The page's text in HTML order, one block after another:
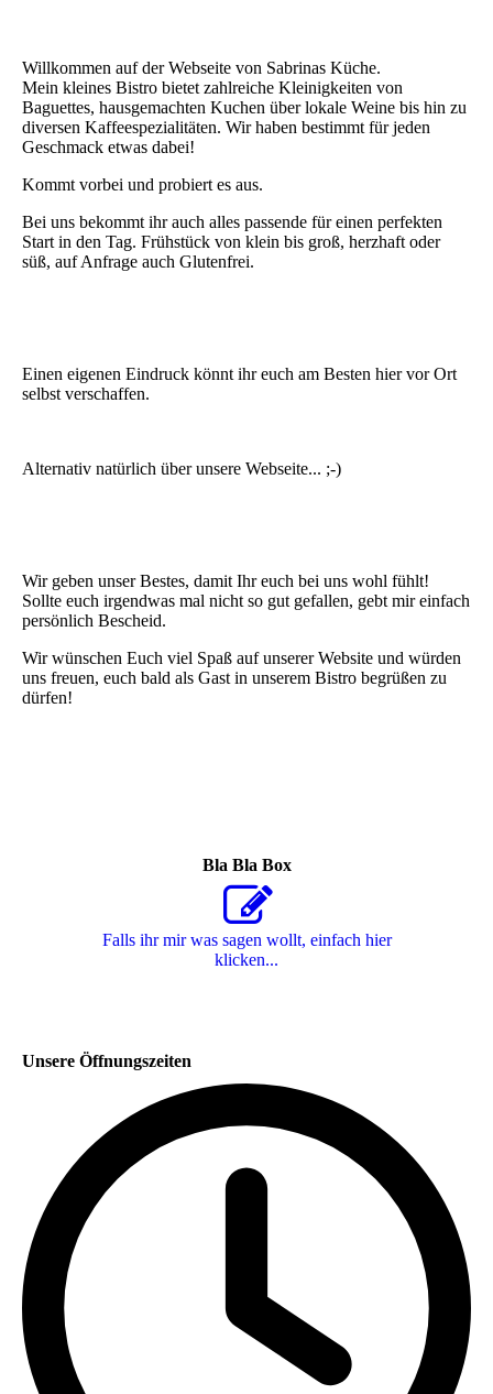
Willkommen auf der Webseite von Sabrinas Küche.
Mein kleines Bistro bietet zahlreiche Kleinigkeiten von
Baguettes, hausgemachten Kuchen über lokale Weine bis hin zu
diversen Kaffeespezialitäten. Wir haben bestimmt für jeden
Geschmack etwas dabei!
Kommt vorbei und probiert es aus.
Bei uns bekommt ihr auch alles passende für einen perfekten
Start in den Tag. Frühstück von klein bis groß, herzhaft oder
süß, auf Anfrage auch Glutenfrei.
Einen eigenen Eindruck könnt ihr euch am Besten hier vor Ort
selbst verschaffen.
Alternativ natürlich über unsere Webseite... ;-)
Wir geben unser Bestes, damit Ihr euch bei uns wohl fühlt!
Sollte euch irgendwas mal nicht so gut gefallen, gebt mir einfach
persönlich Bescheid.
Wir wünschen Euch viel Spaß auf unserer Website und würden
uns freuen, euch bald als Gast in unserem Bistro begrüßen zu
dürfen!
Bla Bla Box
Falls ihr mir was sagen wollt, einfach hier
klicken...
Unsere Öffnungszeiten